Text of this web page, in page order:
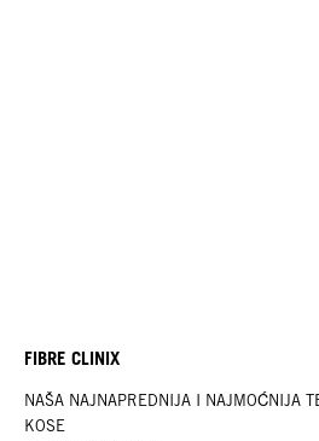
FIBRE CLINIX
NAŠA NAJNAPREDNIJA I NAJMOĆNIJA
KOSE